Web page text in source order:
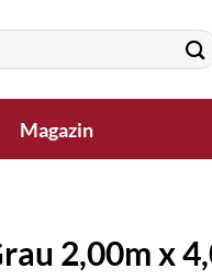
Magazin
2,00m x